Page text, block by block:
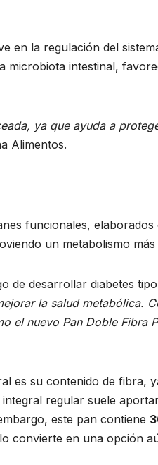
en la regulación del
microbiota intestinal,
ya que ayuda a
Alimentos.
funcionales,
un metabolismo más
de desarrollar diabetes
la salud metabólica.
el nuevo Pan Doble Fibra
es su contenido de fibra,
regular suele
este pan contiene
convierte en una opción